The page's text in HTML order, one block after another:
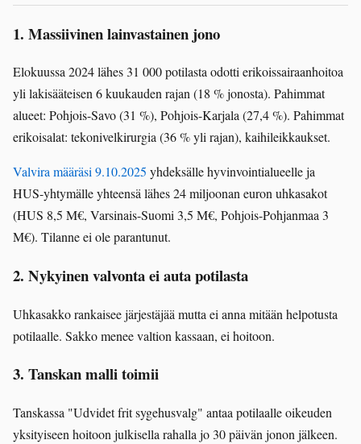
1. Massiivinen lainvastainen jono
Elokuussa 2024 lähes 31 000 potilasta odotti erikoissairaanhoitoa
yli lakisääteisen 6 kuukauden rajan (18 % jonosta). Pahimmat
alueet: Pohjois-Savo (31 %), Pohjois-Karjala (27,4 %). Pahimmat
erikoisalat: tekonivelkirurgia (36 % yli rajan), kaihileikkaukset.
Valvira määräsi 9.10.2025 yhdeksälle hyvinvointialueelle ja
HUS-yhtymälle yhteensä lähes 24 miljoonan euron uhkasakot
(HUS 8,5 M€, Varsinais-Suomi 3,5 M€, Pohjois-Pohjanmaa 3
M€). Tilanne ei ole parantunut.
2. Nykyinen valvonta ei auta potilasta
Uhkasakko rankaisee järjestäjää mutta ei anna mitään helpotusta
potilaalle. Sakko menee valtion kassaan, ei hoitoon.
3. Tanskan malli toimii
Tanskassa "Udvidet frit sygehusvalg" antaa potilaalle oikeuden
yksityiseen hoitoon julkisella rahalla jo 30 päivän jonon jälkeen.